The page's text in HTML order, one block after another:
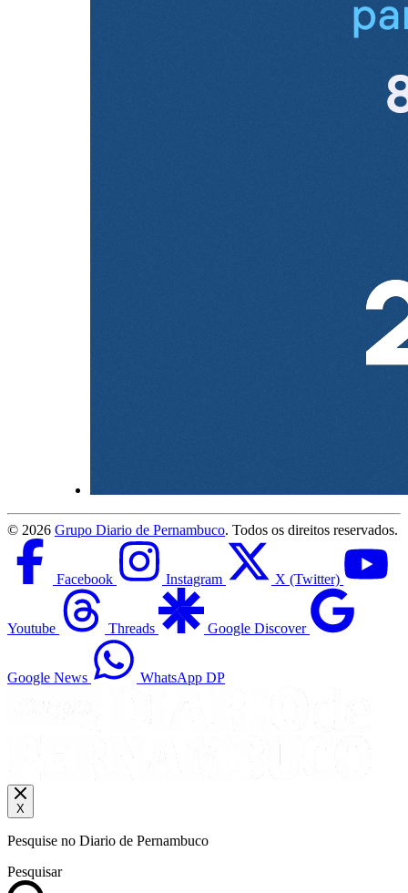
© 2026 Grupo Diario de Pernambuco. Todos os direitos reservados.
Facebook Instagram X (Twitter)
Youtube Threads Google Discover
Google News WhatsApp DP
X
Pesquise no Diario de Pernambuco
Pesquisar